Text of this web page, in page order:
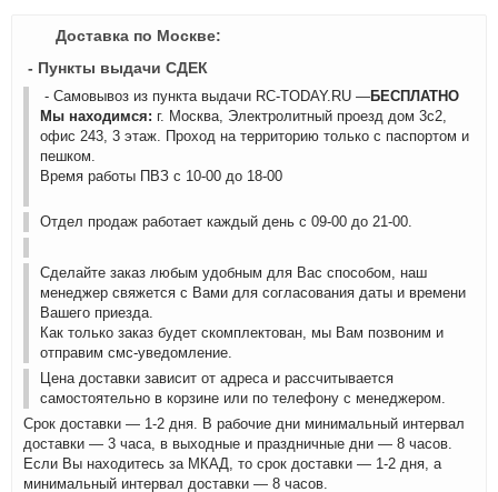
Доставка по Москве:
- Пункты выдачи СДЕК
- Самовывоз из пункта выдачи RC-TODAY.RU —БЕСПЛАТНО
Мы находимся: г. Москва, Электролитный проезд дом 3с2,
офис 243, 3 этаж. Проход на территорию только с паспортом и
пешком.
Время работы ПВЗ с 10-00 до 18-00
Отдел продаж работает каждый день с 09-00 до 21-00.
Сделайте заказ любым удобным для Вас способом, наш
менеджер свяжется с Вами для согласования даты и времени
Вашего приезда.
Как только заказ будет скомплектован, мы Вам позвоним и
отправим смс-уведомление.
Цена доставки зависит от адреса и рассчитывается
самостоятельно в корзине или по телефону с менеджером.
Срок доставки — 1-2 дня. В рабочие дни минимальный интервал
доставки — 3 часа, в выходные и праздничные дни — 8 часов.
Если Вы находитесь за МКАД, то срок доставки — 1-2 дня, а
минимальный интервал доставки — 8 часов.